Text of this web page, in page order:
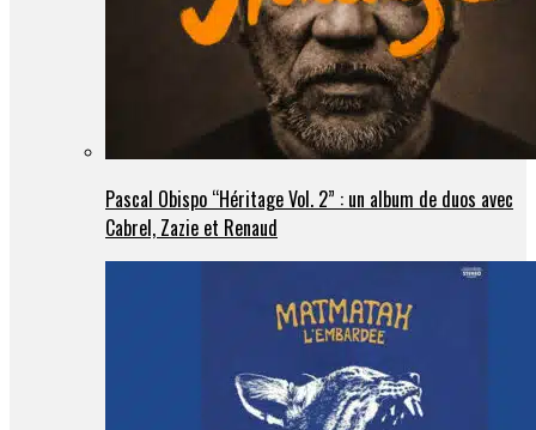
Pascal Obispo “Héritage Vol. 2” : un album de duos avec
Cabrel, Zazie et Renaud